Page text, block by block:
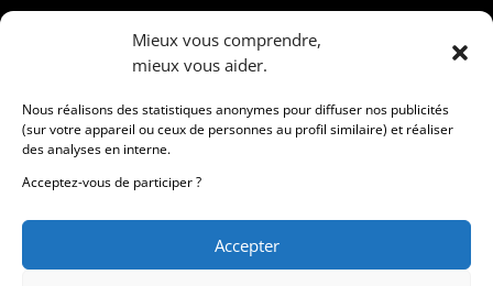
Mieux vous comprendre,
mieux vous aider.
Nous réalisons des statistiques anonymes pour diffuser nos publicités
(sur votre appareil ou ceux de personnes au profil similaire) et réaliser
des analyses en interne.
Acceptez-vous de participer ?
Accepter
Coordonnées